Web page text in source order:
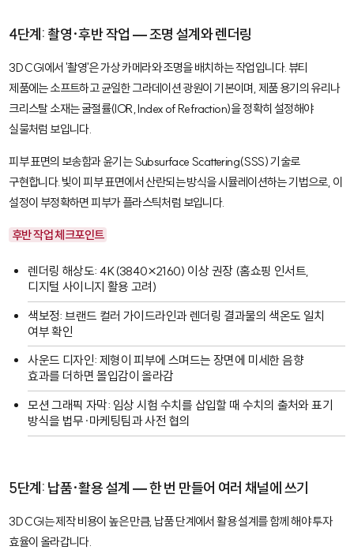
4단계: 촬영·후반 작업 — 조명 설계와 렌더링
3D CGI에서 '촬영'은 가상 카메라와 조명을 배치하는 작업입니다. 뷰티
제품에는 소프트하고 균일한 그라데이션 광원이 기본이며, 제품 용기의 유리나
크리스탈 소재는 굴절률(IOR, Index of Refraction)을 정확히 설정해야
실물처럼 보입니다.
피부 표면의 보송함과 윤기는Subsurface Scattering(SSS)기술로
구현합니다. 빛이 피부 표면에서 산란되는 방식을 시뮬레이션하는 기법으로, 이
설정이 부정확하면 피부가 플라스틱처럼 보입니다.
후반 작업 체크포인트
렌더링 해상도: 4K(3840×2160) 이상 권장 (홈쇼핑 인서트,
디지털 사이니지 활용 고려)
색보정: 브랜드 컬러 가이드라인과 렌더링 결과물의 색온도 일치
여부 확인
사운드 디자인: 제형이 피부에 스며드는 장면에 미세한 음향
효과를 더하면 몰입감이 올라감
모션 그래픽 자막: 임상 시험 수치를 삽입할 때 수치의 출처와 표기
방식을 법무·마케팅팀과 사전 협의
5단계: 납품·활용 설계 — 한 번 만들어 여러 채널에 쓰기
3D CGI는 제작 비용이 높은 만큼, 납품 단계에서 활용 설계를 함께 해야 투자
효율이 올라갑니다.